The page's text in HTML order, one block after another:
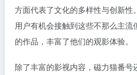
方面代表了文化的多样性与创新性
用户有机会接触到这些不那么主流
的作品，丰富了他们的观影体验。
除了丰富的影视内容，磁力猫番号